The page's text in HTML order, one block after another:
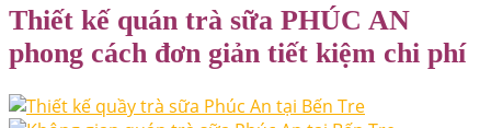
Thiết kế quán trà sữa PHÚC AN
phong cách đơn giản tiết kiệm chi phí